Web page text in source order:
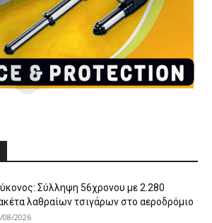
Σύλληψη 56χρονου με 2.280
λαθραίων τσιγάρων στο αεροδρόμιο
08/2026